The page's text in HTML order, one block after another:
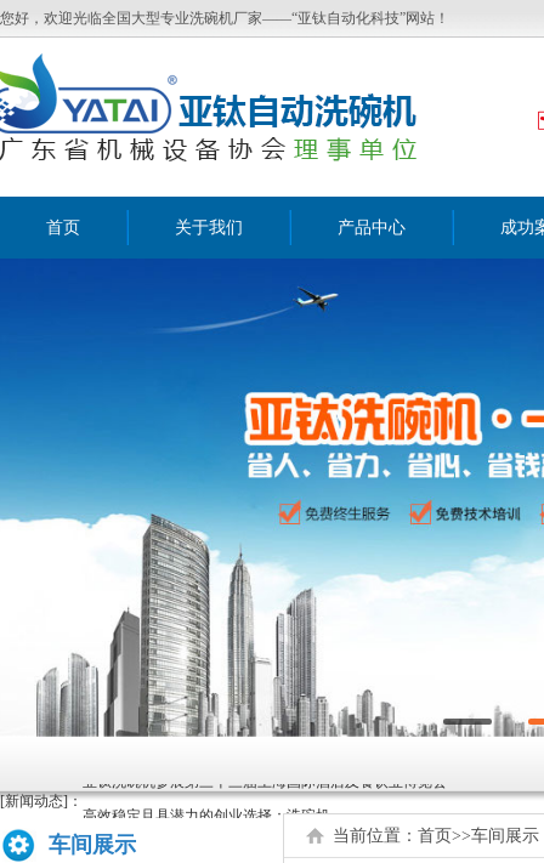
您好，欢迎光临全国大型专业洗碗机厂家——“亚钛自动化科技”网站！
首页 关于我们 产品中心 成功
[新闻动态]：
原来洗碗机还能洗菜洗龙虾！
如何正确的使用商用洗碗机确保清洗效果？
为什么不能贪便宜买低价的洗碗机
高效稳定且具潜力的创业选择：洗碗机
全自动洗碗机：清洗新革命，降本增效
车间展示 当前位置： 首页>>车间展示